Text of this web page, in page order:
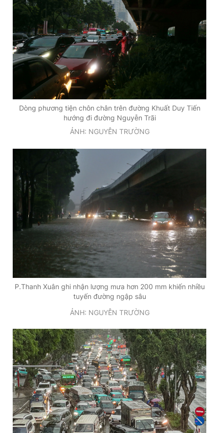
Dòng phương tiện chôn chân trên đường Khuất Duy Tiến
hướng đi đường Nguyễn Trãi
ẢNH: NGUYỄN TRƯỜNG
P.Thanh Xuân ghi nhận lượng mưa hơn 200 mm khiến nhiều
tuyến đường ngập sâu
ẢNH: NGUYỄN TRƯỜNG